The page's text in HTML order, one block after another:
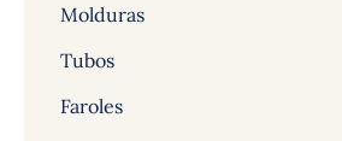
Molduras
Tubos
Faroles